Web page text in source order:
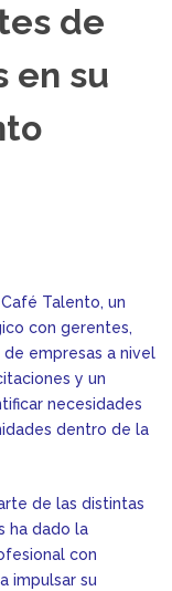
de
en su
Talento, un
con gerentes,
empresas a nivel
y un
necesidades
dentro de la
de las distintas
ha dado la
con
impulsar su